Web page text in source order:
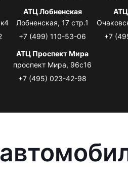
АТЦ Лобненская
Лобненская, 17 стр.1
+7 (499) 110-53-06
+7
АТЦ Проспект Мира
проспект Мира, 96с16
+7 (495) 023-42-98